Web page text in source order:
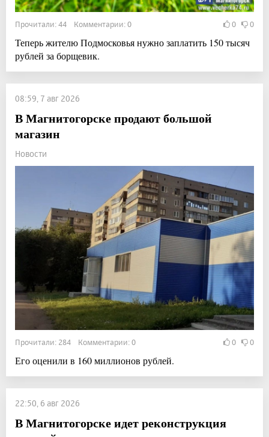
Прочитали: 44 Комментарии: 0 0 0
Теперь жителю Подмосковья нужно заплатить 150 тысяч
рублей за борщевик.
08:59, 7 авг 2026
В Магнитогорске продают большой
магазин
Новости
Прочитали: 284 Комментарии: 0 0 0
Его оценили в 160 миллионов рублей.
22:50, 6 авг 2026
В Магнитогорске идет реконструкция